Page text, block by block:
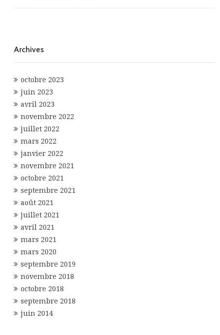
Archives
octobre 2023
juin 2023
avril 2023
novembre 2022
juillet 2022
mars 2022
janvier 2022
novembre 2021
octobre 2021
septembre 2021
août 2021
juillet 2021
avril 2021
mars 2021
mars 2020
septembre 2019
novembre 2018
octobre 2018
septembre 2018
juin 2014